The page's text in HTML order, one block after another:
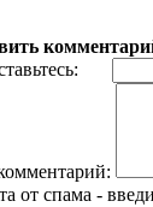
от спама -